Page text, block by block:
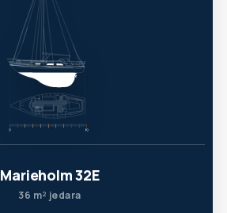
Marieholm 32E
36 m² jedara